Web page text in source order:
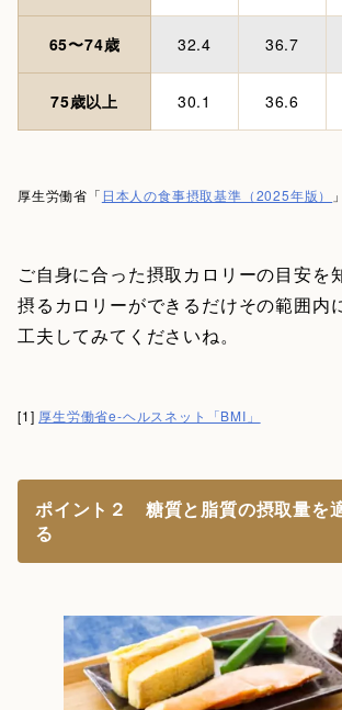
65〜74歳 32.4 36.7
75歳以上 30.1 36.6
厚生労働省「 日本人の食事摂取基準（2025年版）
ご自身に合った摂取カロリーの目安を
摂るカロリーができるだけその範囲内
工夫してみてくださいね。
[1] 厚生労働省e-ヘルスネット「BMI」
ポイント２ 糖質と脂質の摂取量を
る